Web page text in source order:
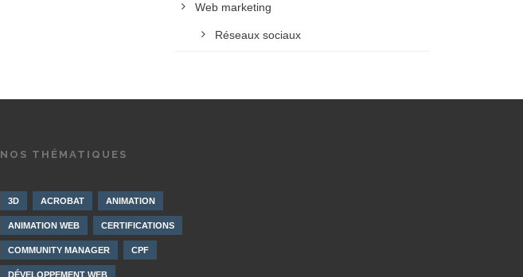
Web marketing
Réseaux sociaux
NOS THÉMATIQUES
3D ACROBAT ANIMATION
ANIMATION WEB CERTIFICATIONS
COMMUNITY MANAGER CPF
DÉVELOPPEMENT WEB